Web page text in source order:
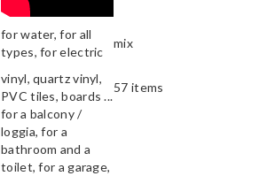
for water, for all
types, for electric
mix
vinyl, quartz vinyl,
PVC tiles, boards ...
57 items
for a balcony /
loggia, for a
bathroom and a
toilet, for a garage,